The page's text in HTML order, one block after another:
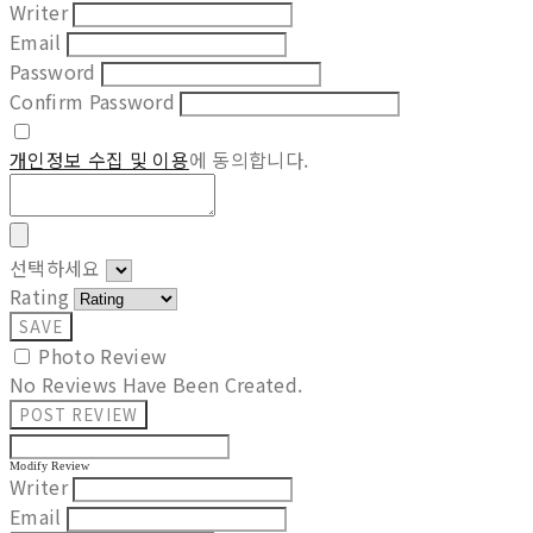
Writer
Email
Password
Confirm Password
개인정보 수집 및 이용에 동의합니다.
선택하세요
Rating
SAVE
Photo Review
No Reviews Have Been Created.
POST REVIEW
Modify Review
Writer
Email